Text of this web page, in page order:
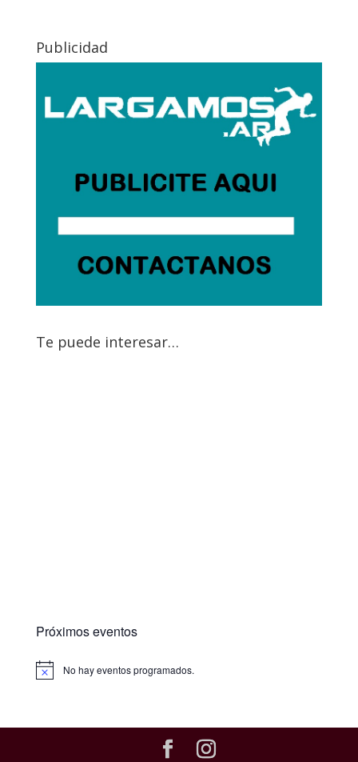
Publicidad
Te puede interesar…
Próximos eventos
No hay eventos programados.